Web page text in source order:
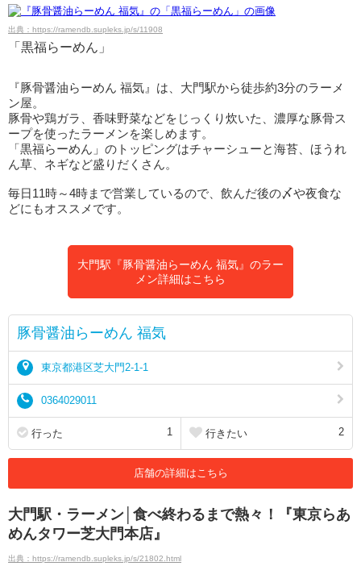
出典：https://ramendb.supleks.jp/s/11908
「黒福らーめん」
『豚骨醤油らーめん 福気』は、大門駅から徒歩約3分のラーメ
ン屋。
豚骨や鶏ガラ、香味野菜などをじっくり炊いた、濃厚な豚骨ス
ープを使ったラーメンを楽しめます。
「黒福らーめん」のトッピングはチャーシューと海苔、ほうれ
ん草、ネギなど盛りだくさん。
毎日11時～4時まで営業しているので、飲んだ後の〆や夜食な
どにもオススメです。
大門駅『豚骨醤油らーめん 福気』のラー
メン詳細はこちら
豚骨醤油らーめん 福気
東京都港区芝大門2-1-1
0364029011
行った 1 行きたい 2
店舗の詳細はこちら
大門駅・ラーメン│食べ終わるまで熱々！『東京らあ
めんタワー芝大門本店』
出典：https://ramendb.supleks.jp/s/21802.html